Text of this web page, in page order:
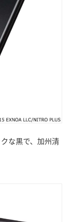
な黒で、加州清